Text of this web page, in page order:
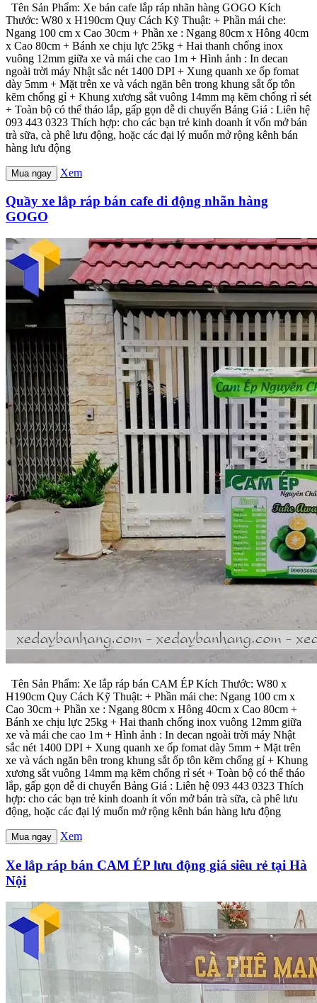
Tên Sản Phẩm: Xe bán cafe lắp ráp nhãn hàng GOGO Kích
Thước: W80 x H190cm Quy Cách Kỹ Thuật: + Phần mái che:
Ngang 100 cm x Cao 30cm + Phần xe : Ngang 80cm x Hông 40cm
x Cao 80cm + Bánh xe chịu lực 25kg + Hai thanh chống inox
vuông 12mm giữa xe và mái che cao 1m + Hình ảnh : In decan
ngoài trời máy Nhật sắc nét 1400 DPI + Xung quanh xe ốp fomat
dày 5mm + Mặt trên xe và vách ngăn bên trong khung sắt ốp tôn
kẽm chống gỉ + Khung xương sắt vuông 14mm mạ kẽm chống rỉ sét
+ Toàn bộ có thể tháo lắp, gấp gọn dễ di chuyển Bảng Giá : Liên hệ
093 443 0323 Thích hợp: cho các bạn trẻ kinh doanh ít vốn mở bán
trà sữa, cà phê lưu động, hoặc các đại lý muốn mở rộng kênh bán
hàng lưu động
Mua ngay Xem
Quầy xe lắp ráp bán cafe di động nhãn hàng
GOGO
Tên Sản Phẩm: Xe lắp ráp bán CAM ÉP Kích Thước: W80 x
H190cm Quy Cách Kỹ Thuật: + Phần mái che: Ngang 100 cm x
Cao 30cm + Phần xe : Ngang 80cm x Hông 40cm x Cao 80cm +
Bánh xe chịu lực 25kg + Hai thanh chống inox vuông 12mm giữa
xe và mái che cao 1m + Hình ảnh : In decan ngoài trời máy Nhật
sắc nét 1400 DPI + Xung quanh xe ốp fomat dày 5mm + Mặt trên
xe và vách ngăn bên trong khung sắt ốp tôn kẽm chống gỉ + Khung
xương sắt vuông 14mm mạ kẽm chống rỉ sét + Toàn bộ có thể tháo
lắp, gấp gọn dễ di chuyển Bảng Giá : Liên hệ 093 443 0323 Thích
hợp: cho các bạn trẻ kinh doanh ít vốn mở bán trà sữa, cà phê lưu
động, hoặc các đại lý muốn mở rộng kênh bán hàng lưu động
Mua ngay Xem
Xe lắp ráp bán CAM ÉP lưu động giá siêu rẻ tại Hà
Nội